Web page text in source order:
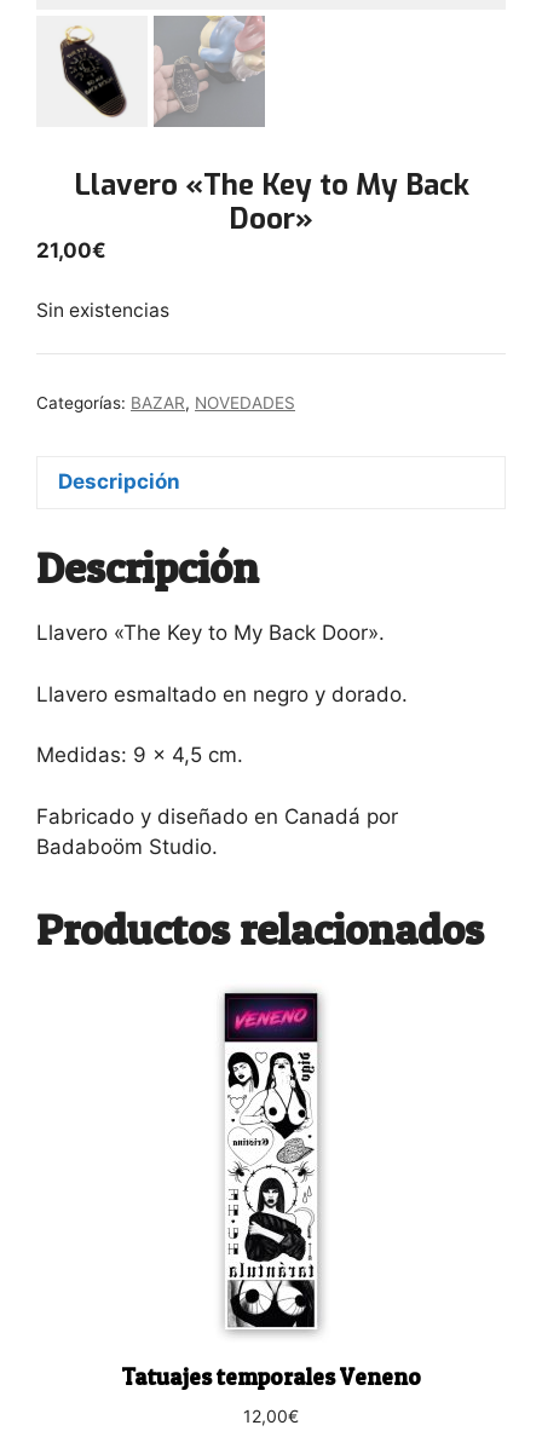
Llavero «The Key to My Back
Door»
21,00€
Sin existencias
Categorías: BAZAR, NOVEDADES
Descripción
Descripción
Llavero «The Key to My Back Door».
Llavero esmaltado en negro y dorado.
Medidas: 9 x 4,5 cm.
Fabricado y diseñado en Canadá por
Badaboöm Studio.
Productos relacionados
Tatuajes temporales Veneno
12,00€